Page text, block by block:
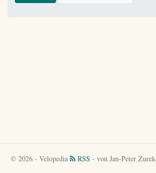
© 2026 - Velopedia RSS - von Jan-Peter Zurek